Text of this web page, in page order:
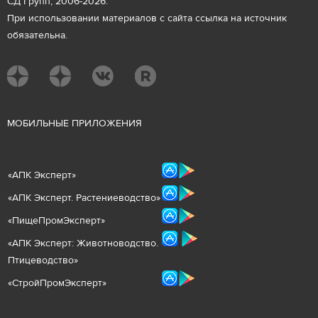
При использовании материалов с сайта ссылка на источник
обязательна.
МОБИЛЬНЫЕ ПРИЛОЖЕНИЯ
«АПК Эксперт»
«АПК Эксперт. Растениеводство»
«ПищеПромЭксперт»
«АПК Эксперт: Животноводство.
Птицеводство»
«СтройПромЭксперт»